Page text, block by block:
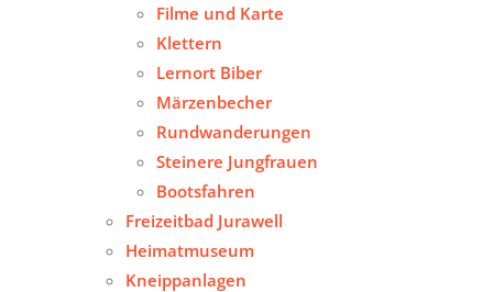
Filme und Karte
Klettern
Lernort Biber
Märzenbecher
Rundwanderungen
Steinere Jungfrauen
Bootsfahren
Freizeitbad Jurawell
Heimatmuseum
Kneippanlagen